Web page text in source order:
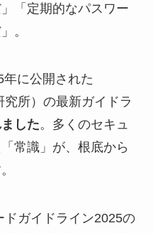
「定期的なパスワー
。
に公開された
所）の最新ガイドラ
した。多くのセキュ
常識」が、根底から
ガイドライン2025の